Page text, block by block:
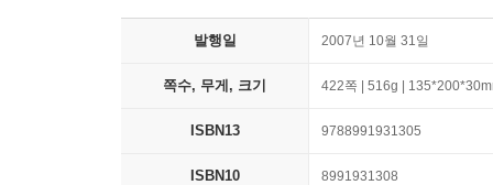
발행일 2007년 10월 31일
쪽수, 무게, 크기 422쪽 | 516g |
ISBN13 9788991931305
ISBN10 8991931308